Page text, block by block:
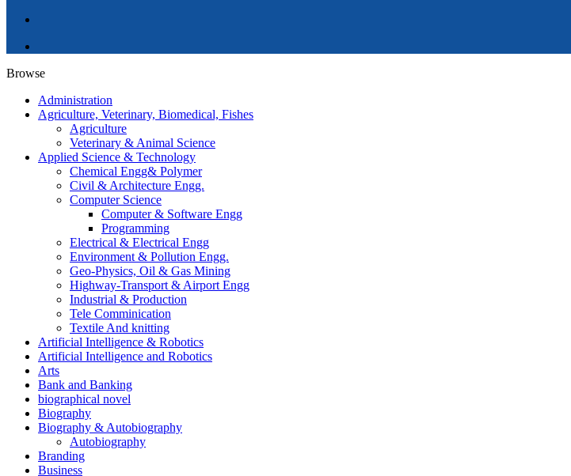
Browse
Administration
Agriculture, Veterinary, Biomedical, Fishes
Agriculture
Veterinary & Animal Science
Applied Science & Technology
Chemical Engg& Polymer
Civil & Architecture Engg.
Computer Science
Computer & Software Engg
Programming
Electrical & Electrical Engg
Environment & Pollution Engg.
Geo-Physics, Oil & Gas Mining
Highway-Transport & Airport Engg
Industrial & Production
Tele Comminication
Textile And knitting
Artificial Intelligence & Robotics
Artificial Intelligence and Robotics
Arts
Bank and Banking
biographical novel
Biography
Biography & Autobiography
Autobiography
Branding
Business